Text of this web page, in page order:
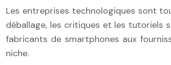
Les entreprises technologiques sont
déballage, les critiques et les tutoriels
fabricants de smartphones aux
niche.